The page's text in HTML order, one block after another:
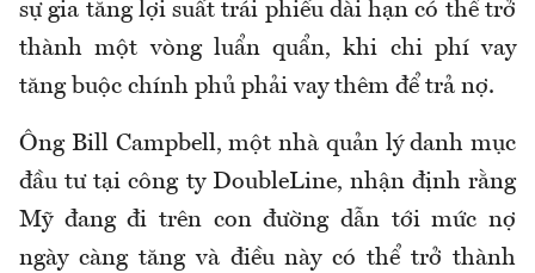
sự gia tăng lợi suất trái phiếu dài hạn có thể trở
thành một vòng luẩn quẩn, khi chi phí vay
tăng buộc chính phủ phải vay thêm để trả nợ.
Ông Bill Campbell, một nhà quản lý danh mục
đầu tư tại công ty DoubleLine, nhận định rằng
Mỹ đang đi trên con đường dẫn tới mức nợ
ngày càng tăng và điều này có thể trở thành